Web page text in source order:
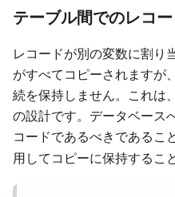
テーブル間でのレコ
レコードが別の変数に割り
がすべてコピーされますが
続を保持しません。これは
の設計です。データベース
コードであるべきであるこ
用してコピーに保持するこ